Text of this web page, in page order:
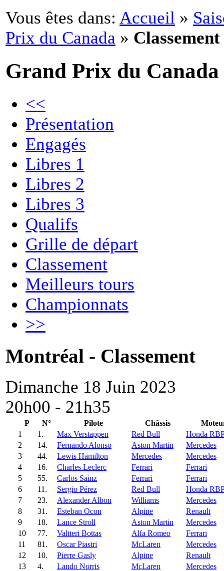
Vous êtes dans: Accueil »
Prix du Canada » Classement
Grand Prix du Canada
<<
Présentation
Engagés
Libres 1
Libres 2
Libres 3
Qualifs
Grille de départ
Classement
Meilleurs tours
Championnats
>>
Montréal - Classement
Dimanche 18 Juin 2023
20h00 - 21h35
P N° Pilote Châssis
1
1. Max Verstappen Red Bull
Honda
2
14. Fernando Alonso Aston Martin
Mercedes
3
44. Lewis Hamilton Mercedes
Mercedes
4
16. Charles Leclerc Ferrari
Ferrari
5
55. Carlos Sainz Ferrari
Ferrari
6
11. Sergio Pérez Red Bull
Honda
7
23. Alexander Albon Williams
Mercedes
8
31. Esteban Ocon Alpine
Renault
9
18. Lance Stroll Aston Martin
Mercedes
10
77. Valtteri Bottas Alfa Romeo
Ferrari
11
81. Oscar Piastri McLaren
Mercedes
12
10. Pierre Gasly Alpine
Renault
13
4. Lando Norris McLaren
Mercedes